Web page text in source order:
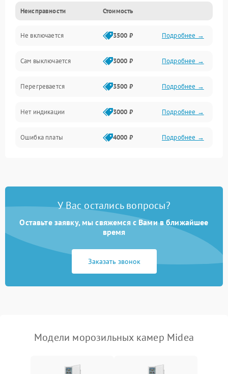
Механика
Неисправности Стоимость
Не включается 3500 ₽ Подробнее →
Сам выключается 3000 ₽ Подробнее →
Перегревается 3500 ₽ Подробнее →
Нет индикации 3000 ₽ Подробнее →
Ошибка платы 4000 ₽ Подробнее →
У Вас остались вопросы?
Оставьте заявку, мы свяжемся с Вами в ближайшее
время
Заказать звонок
Модели морозильных камер Midea